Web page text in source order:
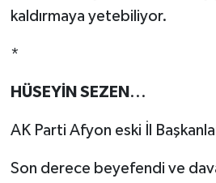
kaldırmaya yetebiliyor.
*
HÜSEYİN SEZEN ...
AK Parti Afyon eski İl
Son derece beyefendi ve